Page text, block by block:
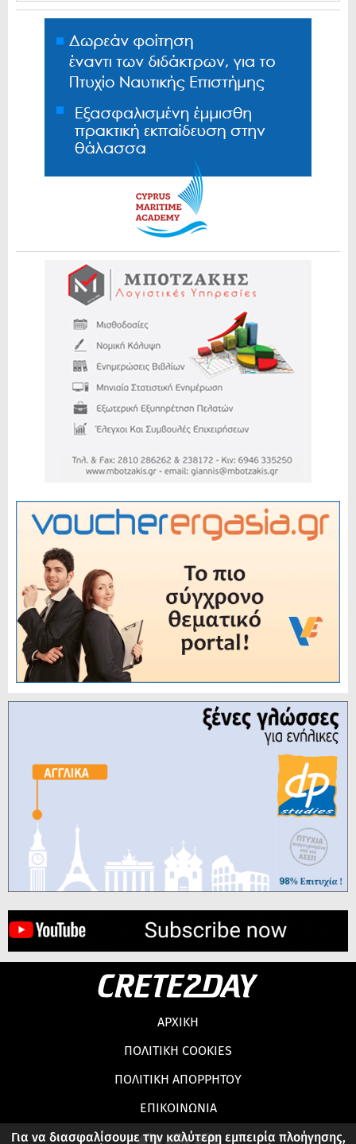
Για να διασφαλίσουμε την καλύτερη εμπειρία πλοήγησης,
ΑΡΧΙΚΗ
ΠΟΛΙΤΙΚΗ COOKIES
ΠΟΛΙΤΙΚΗ ΑΠΟΡΡΗΤΟΥ
ΕΠΙΚΟΙΝΩΝΙΑ